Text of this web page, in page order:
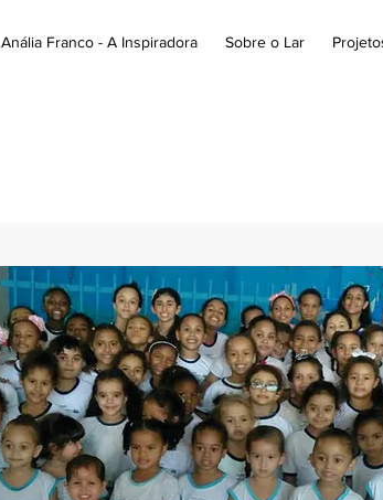
Anália Franco - A Inspiradora Sobre o Lar